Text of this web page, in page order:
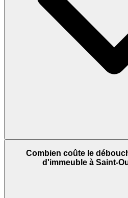
Combien coûte le
d'immeuble à Saint-